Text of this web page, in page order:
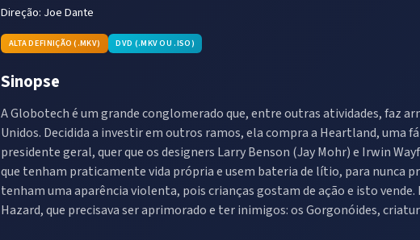
Direção: Joe Dante
ALTA DEFINIÇÃO (.MKV) DVD (.MKV OU .ISO)
Sinopse
A Globotech é um grande conglomerado que, entre outras atividades, faz
Unidos. Decidida a investir em outros ramos, ela compra a Heartland, uma
presidente geral, quer que os designers Larry Benson (Jay Mohr) e Irwin
que tenham praticamente vida própria e usem bateria de lítio, para nunca
tenham uma aparência violenta, pois crianças gostam de ação e isto
Hazard, que precisava ser aprimorado e ter inimigos: os Gorgonóides,